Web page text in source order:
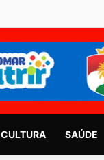
CULTURA SAÚDE